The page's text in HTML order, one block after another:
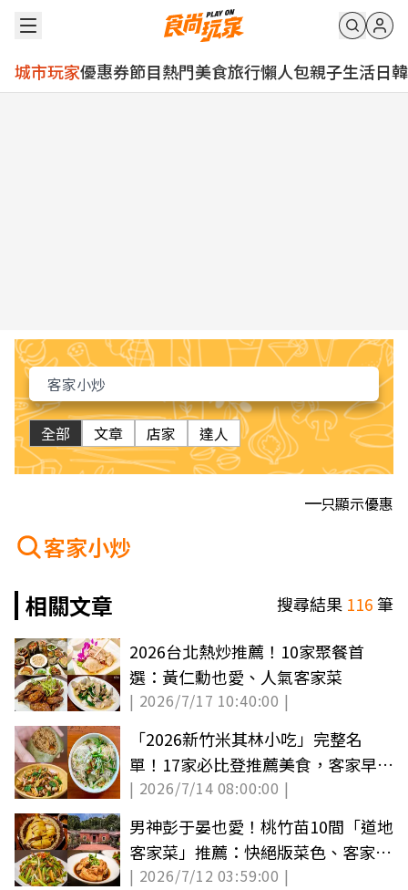
城市玩家優惠券節目熱門美食旅行懶人包親子生活日韓
全部 文章 店家 達人
只顯示優惠
客家小炒
相關文章
搜尋結果 116筆
2026台北熱炒推薦！10家聚餐首
選：黃仁勳也愛、人氣客家菜
| 2026/7/17 10:40:00 |
「2026新竹米其林小吃」完整名
單！17家必比登推薦美食，客家早餐
炊粉上榜
| 2026/7/14 08:00:00 |
男神彭于晏也愛！桃竹苗10間「道地
客家菜」推薦：快絕版菜色、客家麻
辣鍋
| 2026/7/12 03:59:00 |